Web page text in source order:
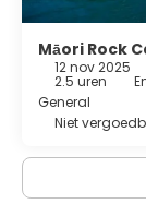
Māori Rock
12 nov 2025
2.5 uren
General
Niet